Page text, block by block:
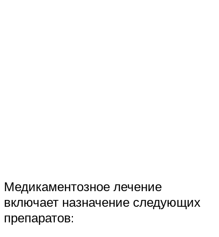
Медикаментозное лечение
включает назначение следующих
препаратов: